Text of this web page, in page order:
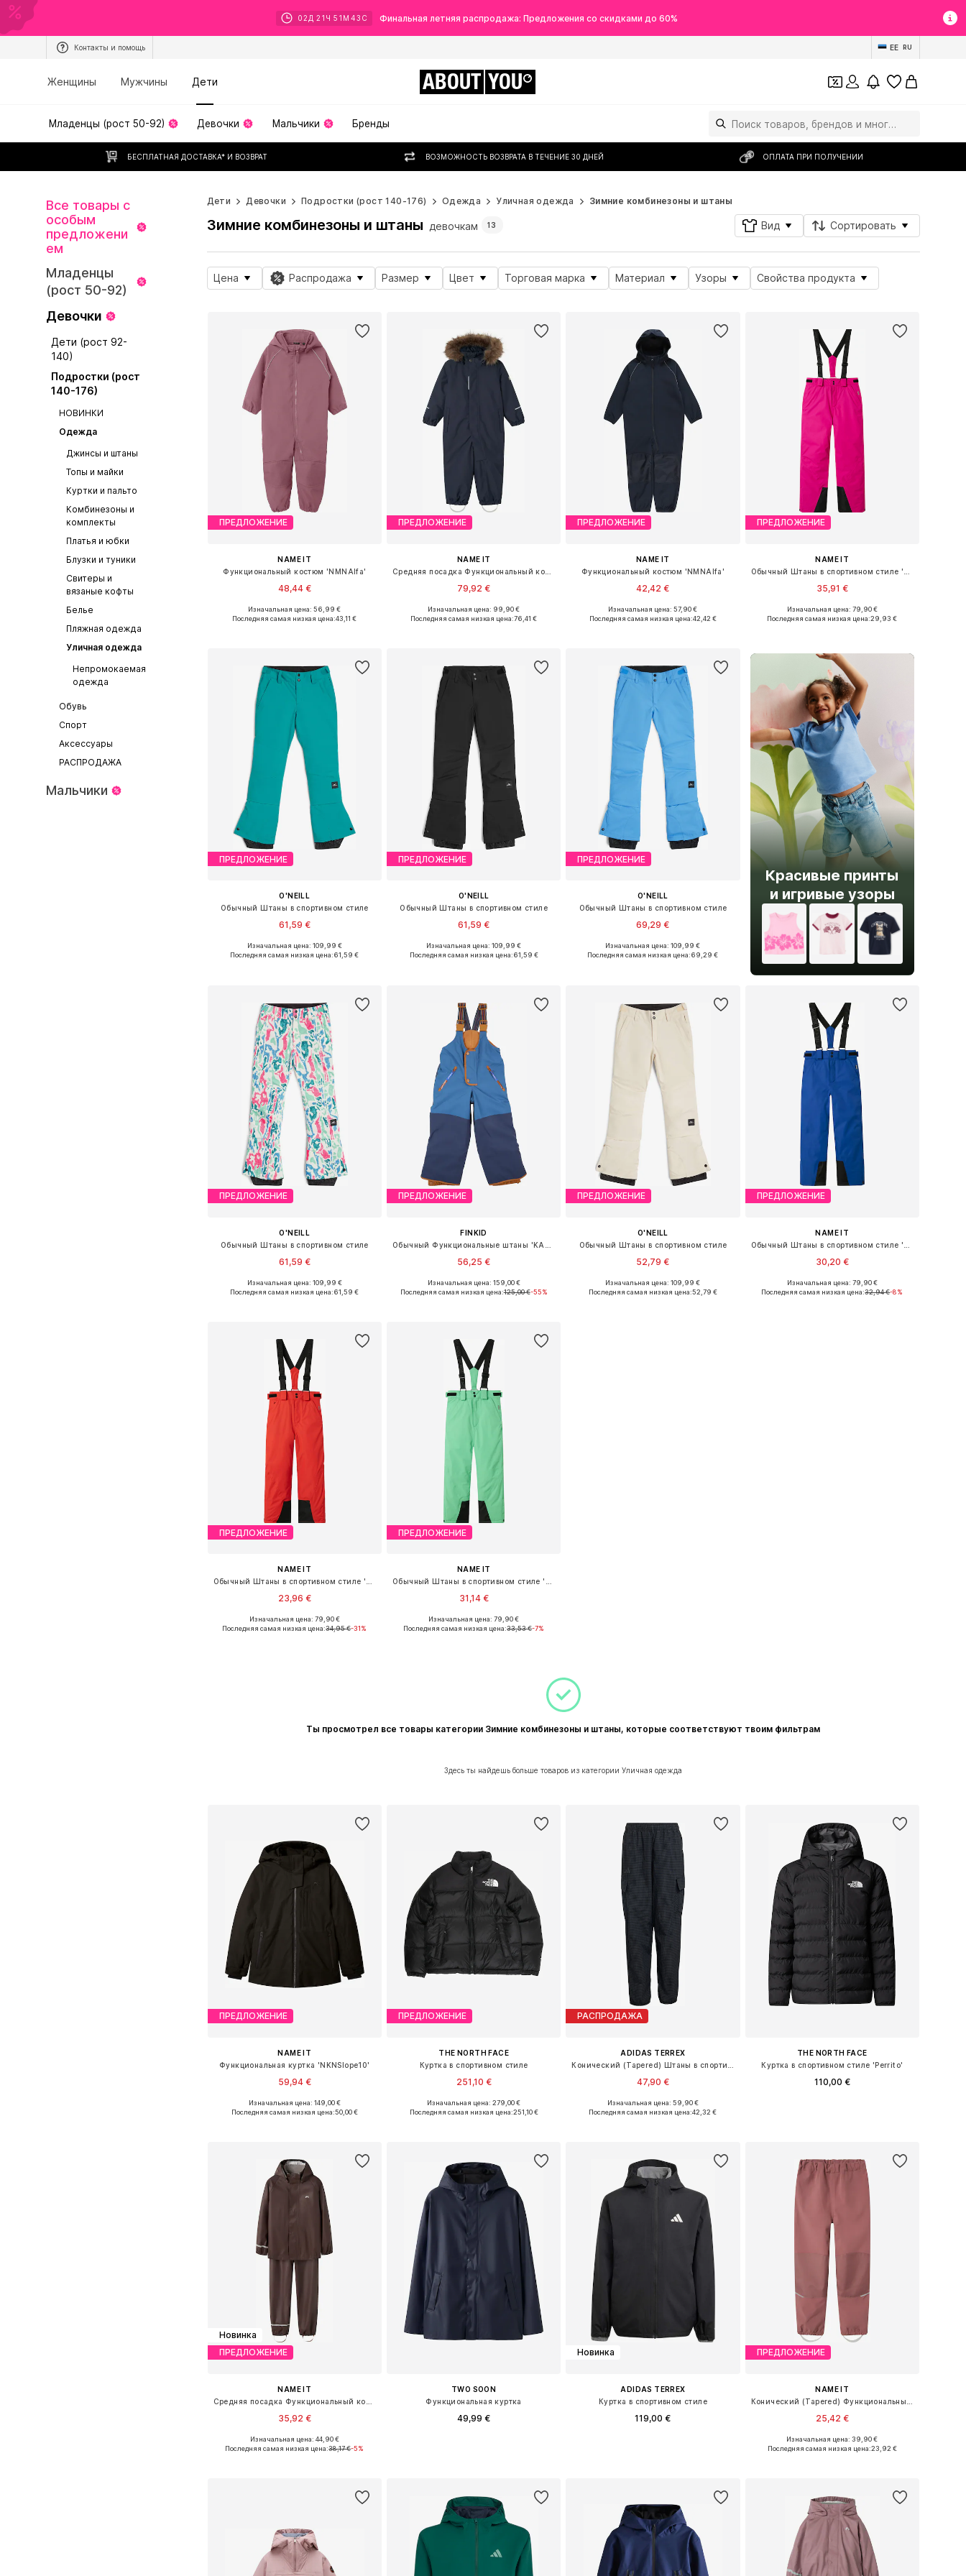
02 Д 21 Ч 51 М 42 С Финальная летняя распродажа: Предложения со скидками до 60%
Контакты и помощь EE RU
Женщины Мужчины Дети ABOUT YOU
Младенцы (рост 50-92) Девочки Мальчики Бренды
БЕСПЛАТНАЯ ДОСТАВКА* И ВОЗВРАТ ВОЗМОЖНОСТЬ ВОЗВРАТА В ТЕЧЕНИЕ 30 ДНЕЙ ОПЛАТА ПРИ ПОЛУЧЕНИИ
Все товары с
особым
предложени
ем
Младенцы
(рост 50-92)
Девочки
Дети (рост 92-
140)
Подростки (рост
140-176)
НОВИНКИ
Одежда
Джинсы и штаны
Топы и майки
Куртки и пальто
Комбинезоны и
комплекты
Платья и юбки
Блузки и туники
Свитеры и
вязаные кофты
Белье
Пляжная одежда
Уличная одежда
Непромокаемая
одежда
Обувь
Спорт
Аксессуары
РАСПРОДАЖА
Мальчики
Дети Девочки Подростки (рост 140-176) Одежда Уличная одежда Зимние комбинезоны и штаны
Зимние комбинезоны и штаны девочкам 13 Вид Сортировать
Цена Распродажа Размер Цвет Торговая марка Материал Узоры Свойства продукта
ПРЕДЛОЖЕНИЕ
NAME IT
Функциональный костюм 'NMNAlfa'
48,44 €
Доступно множество размеров
Изначальная цена: 56,99 €
Последняя самая низкая цена:43,11 €
ПРЕДЛОЖЕНИЕ
NAME IT
79,92 €
Доступно множество размеров
Изначальная цена: 99,90 €
Последняя самая низкая цена:76,41 €
ПРЕДЛОЖЕНИЕ
NAME IT
Функциональный костюм 'NMNAlfa'
42,42 €
Доступно множество размеров
Изначальная цена: 57,90 €
Последняя самая низкая цена:42,42 €
ПРЕДЛОЖЕНИЕ
NAME IT
35,91 €
Доступные размеры: 140, 146, 152, 164
Изначальная цена: 79,90 €
Последняя самая низкая цена:29,93 €
ПРЕДЛОЖЕНИЕ
O'NEILL
Обычный Штаны в спортивном стиле
61,59 €
Изначальная цена: 109,99 €
Последняя самая низкая цена:61,59 €
ПРЕДЛОЖЕНИЕ
O'NEILL
Обычный Штаны в спортивном стиле
61,59 €
Изначальная цена: 109,99 €
Последняя самая низкая цена:61,59 €
ПРЕДЛОЖЕНИЕ
O'NEILL
Обычный Штаны в спортивном стиле
69,29 €
Изначальная цена: 109,99 €
Последняя самая низкая цена:69,29 €
Красивые принты
и игривые узоры
ПРЕДЛОЖЕНИЕ
O'NEILL
Обычный Штаны в спортивном стиле
61,59 €
Изначальная цена: 109,99 €
Последняя самая низкая цена:61,59 €
ПРЕДЛОЖЕНИЕ
FINKID
56,25 €
Доступные размеры: 100-110
Изначальная цена: 159,00 €
Последняя самая низкая цена:125,00 €-55%
ПРЕДЛОЖЕНИЕ
O'NEILL
Обычный Штаны в спортивном стиле
52,79 €
Доступные размеры: 128, 140, 176
Изначальная цена: 109,99 €
Последняя самая низкая цена:52,79 €
ПРЕДЛОЖЕНИЕ
NAME IT
30,20 €
Доступные размеры: 140, 152
Изначальная цена: 79,90 €
Последняя самая низкая цена:32,94 €-8%
ПРЕДЛОЖЕНИЕ
NAME IT
23,96 €
Доступные размеры: 140, 146, 152
Изначальная цена: 79,90 €
Последняя самая низкая цена:34,95 €-31%
ПРЕДЛОЖЕНИЕ
NAME IT
31,14 €
Доступные размеры: 140, 146, 152, 164
Изначальная цена: 79,90 €
Последняя самая низкая цена:33,53 €-7%
Ты просмотрел все товары категории Зимние комбинезоны и штаны, которые соответствуют твоим фильтрам
Здесь ты найдешь больше товаров из категории Уличная одежда
ПРЕДЛОЖЕНИЕ
NAME IT
Функциональная куртка 'NKNSlope10'
59,94 €
+2
Доступно множество размеров
Изначальная цена: 149,00 €
Последняя самая низкая цена:50,00 €
ПРЕДЛОЖЕНИЕ
THE NORTH FACE
Куртка в спортивном стиле
251,10 €
Доступно множество размеров
Изначальная цена: 279,00 €
Последняя самая низкая цена:251,10 €
РАСПРОДАЖА
ADIDAS TERREX
47,90 €
Доступно множество размеров
Изначальная цена: 59,90 €
Последняя самая низкая цена:42,32 €
THE NORTH FACE
Куртка в спортивном стиле 'Perrito'
110,00 €
Новинка
ПРЕДЛОЖЕНИЕ
NAME IT
35,92 €
+ 2
Доступно множество размеров
Изначальная цена: 44,90 €
Последняя самая низкая цена:38,17 €-5%
TWO SOON
Функциональная куртка
49,99 €
Новинка
ADIDAS TERREX
Куртка в спортивном стиле
119,00 €
ПРЕДЛОЖЕНИЕ
NAME IT
25,42 €
Доступно множество размеров
Изначальная цена: 39,90 €
Последняя самая низкая цена:23,92 €